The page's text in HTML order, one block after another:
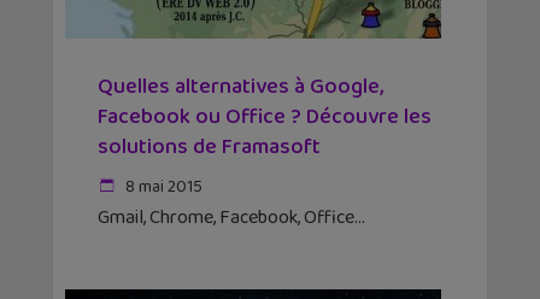
Quelles alternatives à Google,
Facebook ou Office ? Découvre les
solutions de Framasoft
8 mai 2015
Gmail, Chrome, Facebook, Office